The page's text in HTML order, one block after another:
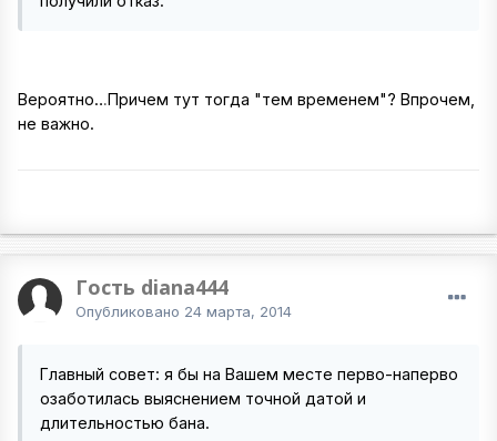
Вероятно…Причем тут тогда "тем временем"? Впрочем,
не важно.
Гость diana444
Опубликовано 24 марта, 2014
Главный совет: я бы на Вашем месте перво-наперво
озаботилась выяснением точной датой и
длительностью бана.